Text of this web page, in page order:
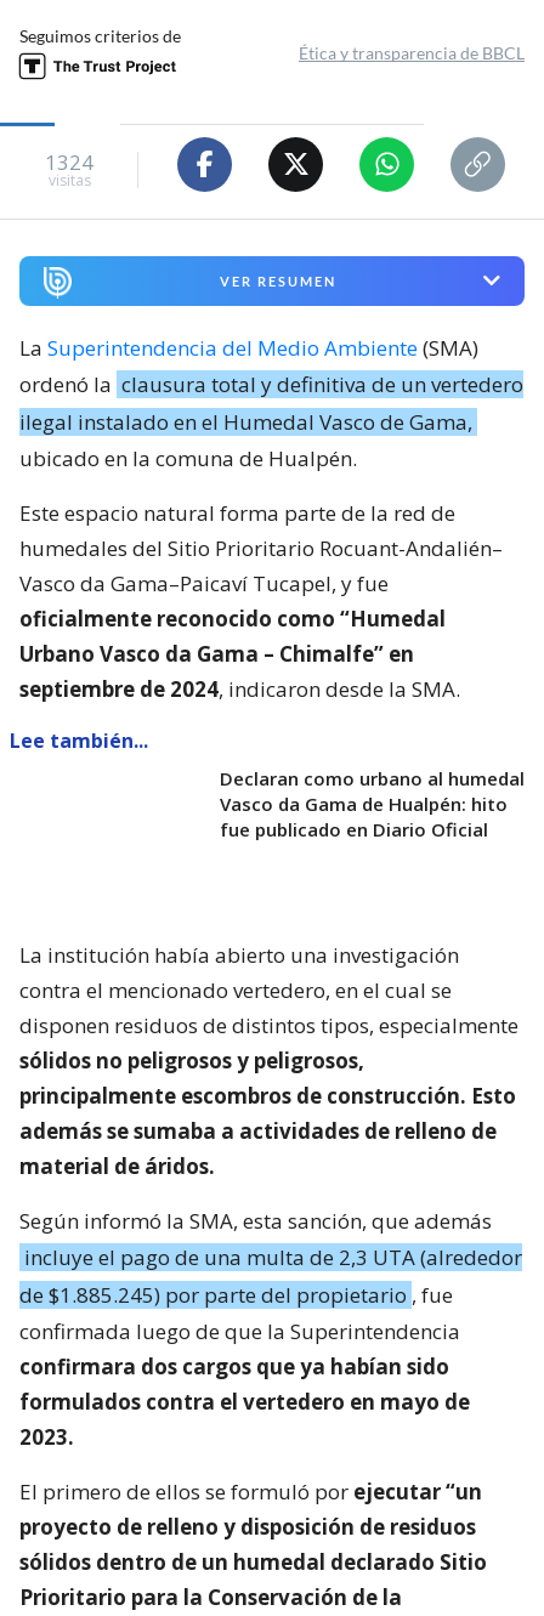
Seguimos criterios de
Ética y transparencia de BBCL
1324
visitas
VER RESUMEN
La Superintendencia del Medio Ambiente(SMA)
ordenó la clausura total y definitiva de un vertedero
ilegal instalado en el Humedal Vasco de Gama,
ubicado en la comuna de Hualpén.
Este espacio natural forma parte de la red de
humedales del Sitio Prioritario Rocuant-Andalién–
Vasco da Gama–Paicaví Tucapel, y fue
oficialmente reconocido como “Humedal
Urbano Vasco da Gama – Chimalfe” en
septiembre de 2024, indicaron desde la SMA.
Lee también...
Declaran como urbano al humedal
Vasco da Gama de Hualpén: hito
fue publicado en Diario Oficial
La institución había abierto una investigación
contra el mencionado vertedero, en el cual se
disponen residuos de distintos tipos, especialmente
sólidos no peligrosos y peligrosos,
principalmente escombros de construcción. Esto
además se sumaba a actividades de relleno de
material de áridos.
Según informó la SMA, esta sanción, que además
incluye el pago de una multa de 2,3 UTA (alrededor
de $1.885.245) por parte del propietario , fue
confirmada luego de que la Superintendencia
confirmara dos cargos que ya habían sido
formulados contra el vertedero en mayo de
2023.
El primero de ellos se formuló por ejecutar “un
proyecto de relleno y disposición de residuos
sólidos dentro de un humedal declarado Sitio
Prioritario para la Conservación de la